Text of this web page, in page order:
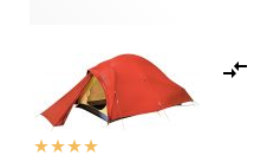
vertailuun